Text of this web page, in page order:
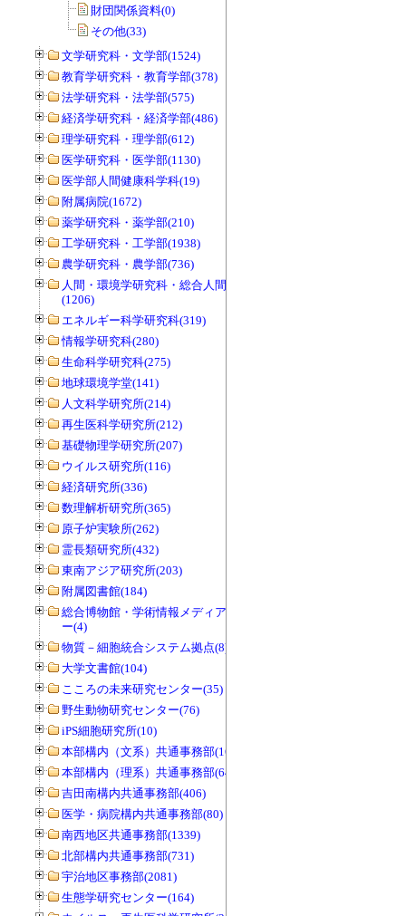
財団関係資料(0)
その他(33)
文学研究科・文学部(1524)
教育学研究科・教育学部(378)
法学研究科・法学部(575)
経済学研究科・経済学部(486)
理学研究科・理学部(612)
医学研究科・医学部(1130)
医学部人間健康科学科(19)
附属病院(1672)
薬学研究科・薬学部(210)
工学研究科・工学部(1938)
農学研究科・農学部(736)
人間・環境学研究科・総合人間学部
(1206)
エネルギー科学研究科(319)
情報学研究科(280)
生命科学研究科(275)
地球環境学堂(141)
人文科学研究所(214)
再生医科学研究所(212)
基礎物理学研究所(207)
ウイルス研究所(116)
経済研究所(336)
数理解析研究所(365)
原子炉実験所(262)
霊長類研究所(432)
東南アジア研究所(203)
附属図書館(184)
総合博物館・学術情報メディアセンタ
ー(4)
物質－細胞統合システム拠点(8)
大学文書館(104)
こころの未来研究センター(35)
野生動物研究センター(76)
iPS細胞研究所(10)
本部構内（文系）共通事務部(165)
本部構内（理系）共通事務部(646)
吉田南構内共通事務部(406)
医学・病院構内共通事務部(80)
南西地区共通事務部(1339)
北部構内共通事務部(731)
宇治地区事務部(2081)
生態学研究センター(164)